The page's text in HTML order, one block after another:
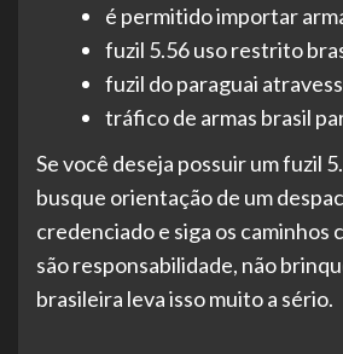
é permitido importar
fuzil 5.56 uso restrito
fuzil do paraguai
tráfico de armas brasil
Se você deseja possuir um fuzil
busque orientação de um
credenciado e siga os caminhos
são responsabilidade, não
brasileira leva isso muito a sério.